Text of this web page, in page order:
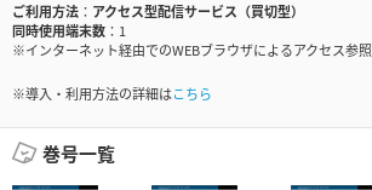
ご利用方法
アクセス型配信サービス（買切型）
同時使用端末数
1
※インターネット経由でのWEBブラウザによるアクセス参照
※導入・利用方法の詳細はこちら
巻号一覧